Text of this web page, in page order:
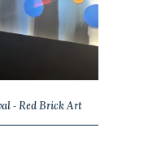
- Red Brick Art